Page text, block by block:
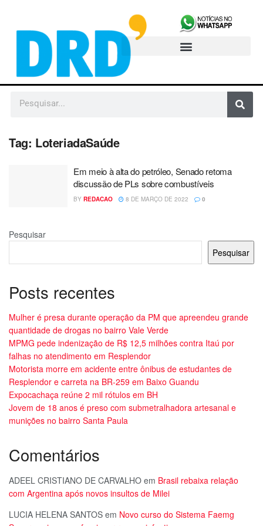
Tag: LoteriadaSaúde
Em meio à alta do petróleo, Senado retoma
discussão de PLs sobre combustíveis
BY REDACAO 8 DE MARÇO DE 2022 0
Pesquisar
Pesquisar
Posts recentes
Mulher é presa durante operação da PM que apreendeu grande
quantidade de drogas no bairro Vale Verde
MPMG pede indenização de R$ 12,5 milhões contra Itaú por
falhas no atendimento em Resplendor
Motorista morre em acidente entre ônibus de estudantes de
Resplendor e carreta na BR-259 em Baixo Guandu
Expocachaça reúne 2 mil rótulos em BH
Jovem de 18 anos é preso com submetralhadora artesanal e
munições no bairro Santa Paula
Comentários
ADEEL CRISTIANO DE CARVALHO em Brasil rebaixa relação
com Argentina após novos insultos de Milei
LUCIA HELENA SANTOS em Novo curso do Sistema Faemg